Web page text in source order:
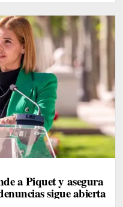
a Piquet y asegura
sigue abierta